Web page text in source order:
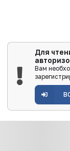
Для
Вам